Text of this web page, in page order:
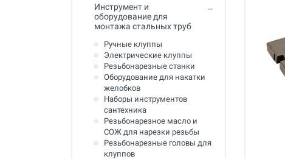
Промывка систем отопления и
водоснабжения
Техника для алмазного
сверления, инструмент
Муфты ремонтные (хомуты) для
Гидродинамические машины
для промывки труб
Машины и инструмент для
прочистки труб
Инструмент и
оборудование для
монтажа стальных труб
Ручные клуппы
Электрические клуппы
Резьбонарезные станки
Оборудование для накатки
желобков
Наборы инструментов
сантехника
Резьбонарезное масло и
СОЖ для нарезки резьбы
Резьбонарезные головы для
клуппов